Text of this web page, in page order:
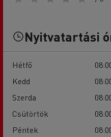
Nyitvatartási
Hétfő
Kedd
Szerda
Csütörtök
Péntek